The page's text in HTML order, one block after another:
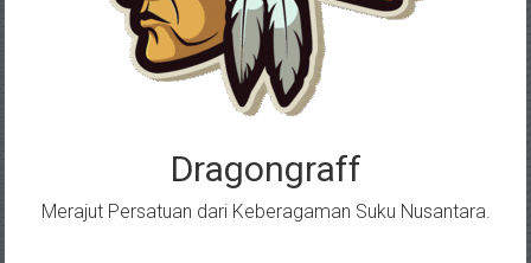
Dragongraff
Merajut Persatuan dari Keberagaman Suku Nusantara.